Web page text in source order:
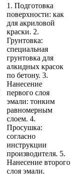
1. Подготовка
поверхности: как
для акриловой
краски. 2.
Грунтовка:
специальная
грунтовка для
алкидных красок
по бетону. 3.
Нанесение
первого слоя
эмали: тонким
равномерным
слоем. 4.
Просушка:
согласно
инструкции
производителя. 5.
Нанесение второго
слоя эмали.